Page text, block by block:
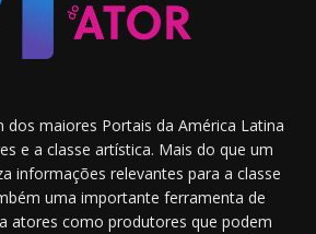
dos maiores Portais da América Latina
e a classe artística. Mais do que um
informações relevantes para a classe
uma importante ferramenta de
atores como produtores que podem